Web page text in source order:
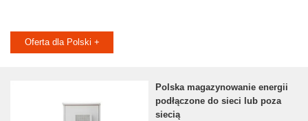
Oferta dla Polski +
Polska magazynowanie energii
podłączone do sieci lub poza
siecią